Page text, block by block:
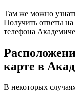
Там же можно
Получить ответы
телефона
карте в
В некоторых